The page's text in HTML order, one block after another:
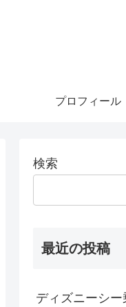
プロフィール
検索
最近の投稿
ディズニーシー